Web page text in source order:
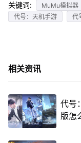
关键词: MuMu模拟器
代号：天机手游
代
相关资讯
代号
版怎